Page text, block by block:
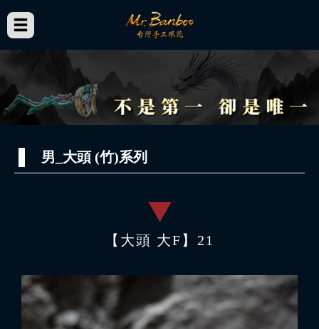
男_大頭 (竹)系列
【大頭 大F】21